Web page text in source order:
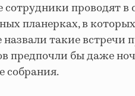
сотрудники проводят в
планерках, в
назвали такие
предпочли бы даже
собрания.